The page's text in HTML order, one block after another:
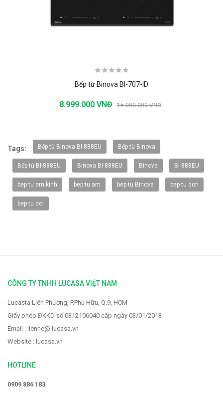
Bếp từ Binova BI-707-ID
8.999.000 VNĐ 15.000.000 VNĐ
Tags: Bếp từ Binova BI-888EU Bếp từ Binova
Bếp từ BI-888EU Binova BI-888EU Binova BI-888EU
bep tu am kinh bep tu am bep tu Binova bep tu don
bep tu doi
CÔNG TY TNHH LUCASA VIỆT NAM
Lucasta Liên Phường, P.Phú Hữu, Q.9, HCM
Giấy phép ĐKKD số 0312106040 cấp ngày 03/01/2013
Email : lienhe@ lucasa.vn
Website : lucasa.vn
HOTLINE
0909 886 183